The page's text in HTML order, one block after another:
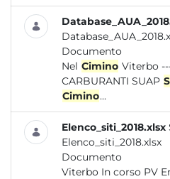
Documento
Nel Cimino Viterbo
CARBURANTI SUAP
Cimino...
Elenco_siti_2018.xlsx
Elenco_siti_2018.xlsx
Documento
Viterbo In corso PV Eni 17496 Raccordo